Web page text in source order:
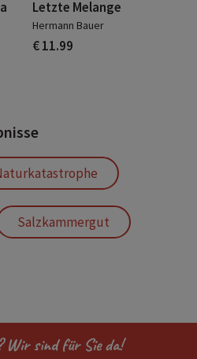
Letzte Melange
Hermann Bauer
€ 11.99
Salzkammergut
Düster
Wir sind für Sie da!